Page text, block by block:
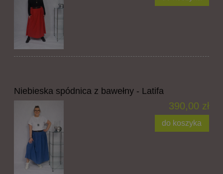
Niebieska spódnica z bawełny - Latifa
390,00 zł
do koszyka